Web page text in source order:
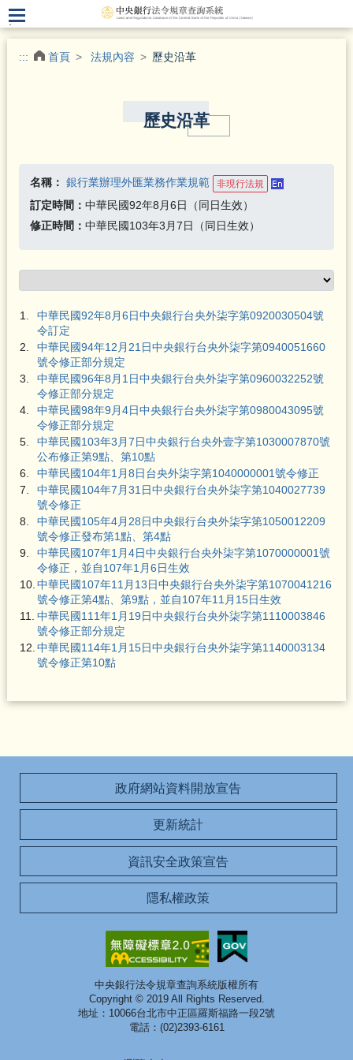
.
::: 首頁 法規內容 歷史沿革
歷史沿革
名稱： 銀行業辦理外匯業務作業規範 非現行法規
訂定時間： 中華民國92年8月6日（同日生效）
修正時間： 中華民國103年3月7日（同日生效）
1.
中華民國92年8月6日中央銀行台央外柒字第0920030504號
令訂定
2.
中華民國94年12月21日中央銀行台央外柒字第0940051660
號令修正部分規定
3.
中華民國96年8月1日中央銀行台央外柒字第0960032252號
令修正部分規定
4.
中華民國98年9月4日中央銀行台央外柒字第0980043095號
令修正部分規定
5.
中華民國103年3月7日中央銀行台央外壹字第1030007870號
公布修正第9點、第10點
6.
中華民國104年1月8日台央外柒字第1040000001號令修正
7.
中華民國104年7月31日中央銀行台央外柒字第1040027739
號令修正
8.
中華民國105年4月28日中央銀行台央外柒字第1050012209
號令修正發布第1點、第4點
9.
中華民國107年1月4日中央銀行台央外柒字第1070000001號
令修正，並自107年1月6日生效
10. 中華民國107年11月13日中央銀行台央外柒字第1070041216
號令修正第4點、第9點，並自107年11月15日生效
11.
中華民國111年1月19日中央銀行台央外柒字第1110003846
號令修正部分規定
12. 中華民國114年1月15日中央銀行台央外柒字第1140003134
號令修正第10點
政府網站資料開放宣告
更新統計
資訊安全政策宣告
隱私權政策
中央銀行法令規章查詢系統版權所有
Copyright © 2019 All Rights Reserved.
地址：10066台北市中正區羅斯福路一段2號
電話：(02)2393-6161